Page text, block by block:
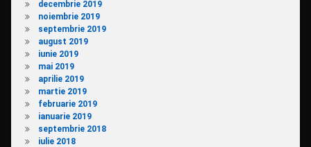
decembrie 2019
noiembrie 2019
septembrie 2019
august 2019
iunie 2019
mai 2019
aprilie 2019
martie 2019
februarie 2019
ianuarie 2019
septembrie 2018
iulie 2018